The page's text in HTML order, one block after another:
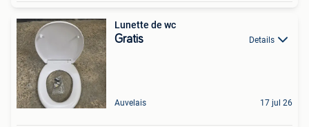
Lunette de wc
Gratis Details
Auvelais 17 jul 26